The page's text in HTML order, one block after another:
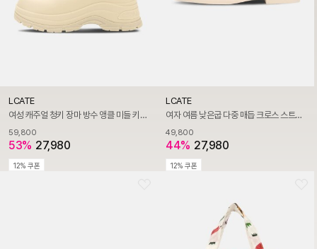
LCATE
여성 캐주얼 청키 장마 방수 앵클 미들 키높이 데일리 레인부츠 LSS534
59,800
53% 27,980
12% 쿠폰
LCATE
여자 여름 낮은굽 다중 매듭 크로스 스트랩 슬링백 오픈토 합성피혁 샌들 LSS700
49,800
44% 27,980
12% 쿠폰